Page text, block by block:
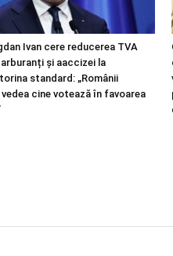
Ivan cere reducerea TVA
și aaccizei la
standard: „Românii
cine votează în favoarea